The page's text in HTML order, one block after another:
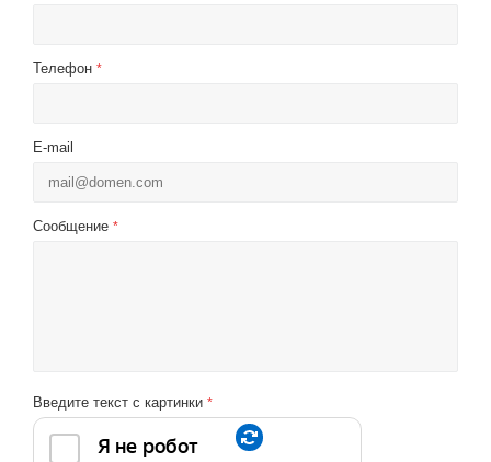
Телефон *
E-mail
Сообщение *
Введите текст с картинки *